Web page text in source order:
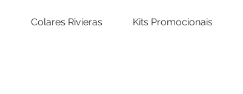
Colares Rivieras Kits Promocionais